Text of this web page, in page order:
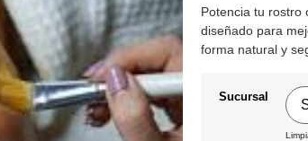
Potencia tu rostro
diseñado para
forma natural y
Sucursal